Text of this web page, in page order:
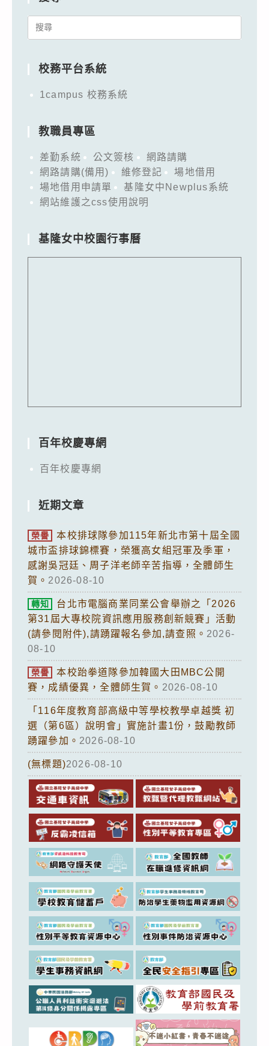
Search
校務平台系統
1campus 校務系統
教職員專區
差勤系統 公文簽核
網路請購
網路請購(備用)
維修登記
場地借用
場地借用申請單
基隆女中Newplus系統
網站維護之css使用說明
基隆女中校園行事曆
百年校慶專網
百年校慶專網
近期文章
榮譽
本校排球隊參加115年新北市第十屆全國
城市盃排球錦標賽，榮獲高女組冠軍及季軍，
感謝吳冠廷、周子洋老師辛苦指導，全體師生
賀。 2026-08-10
轉知
台北市電腦商業同業公會舉辦之「2026
第31屆大專校院資訊應用服務創新競賽」活動
(請參閱附件),請踴躍報名參加,請查照。 2026-
08-10
榮譽
本校跆拳道隊參加韓國大田MBC公開
賽，成績優異，全體師生賀。 2026-08-10
「116年度教育部高級中等學校教學卓越獎 初
選（第6區）說明會」實施計畫1份，鼓勵教師
踴躍參加。 2026-08-10
(無標題)2026-08-10